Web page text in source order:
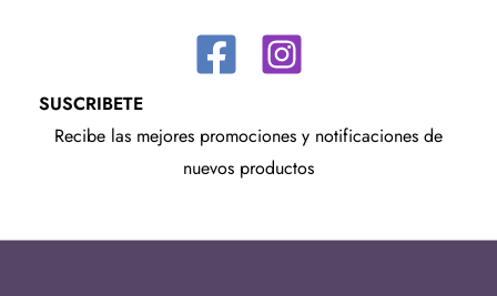
SUSCRIBETE
Recibe las mejores promociones y notificaciones de
nuevos productos